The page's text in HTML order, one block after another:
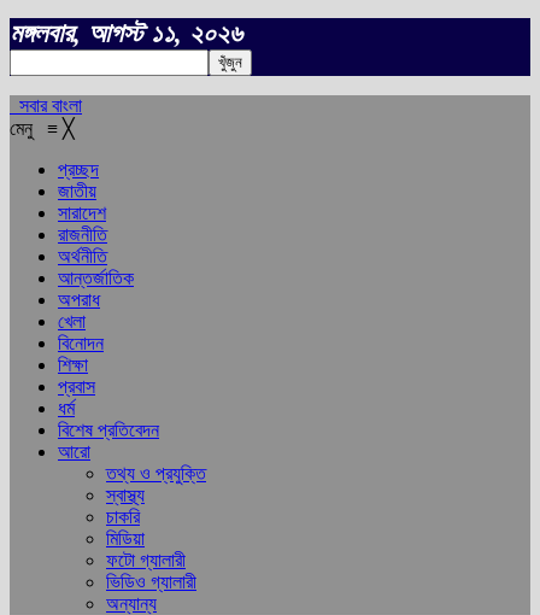
মঙ্গলবার, আগস্ট ১১, ২০২৬
সবার বাংলা
মেনু ≡ ╳
প্রচ্ছদ
জাতীয়
সারাদেশ
রাজনীতি
অর্থনীতি
আন্তর্জাতিক
অপরাধ
খেলা
বিনোদন
শিক্ষা
প্রবাস
ধর্ম
বিশেষ প্রতিবেদন
আরো
তথ্য ও প্রযুক্তি
স্বাস্থ্য
চাকরি
মিডিয়া
ফটো গ্যালারী
ভিডিও গ্যালারী
অন্যান্য